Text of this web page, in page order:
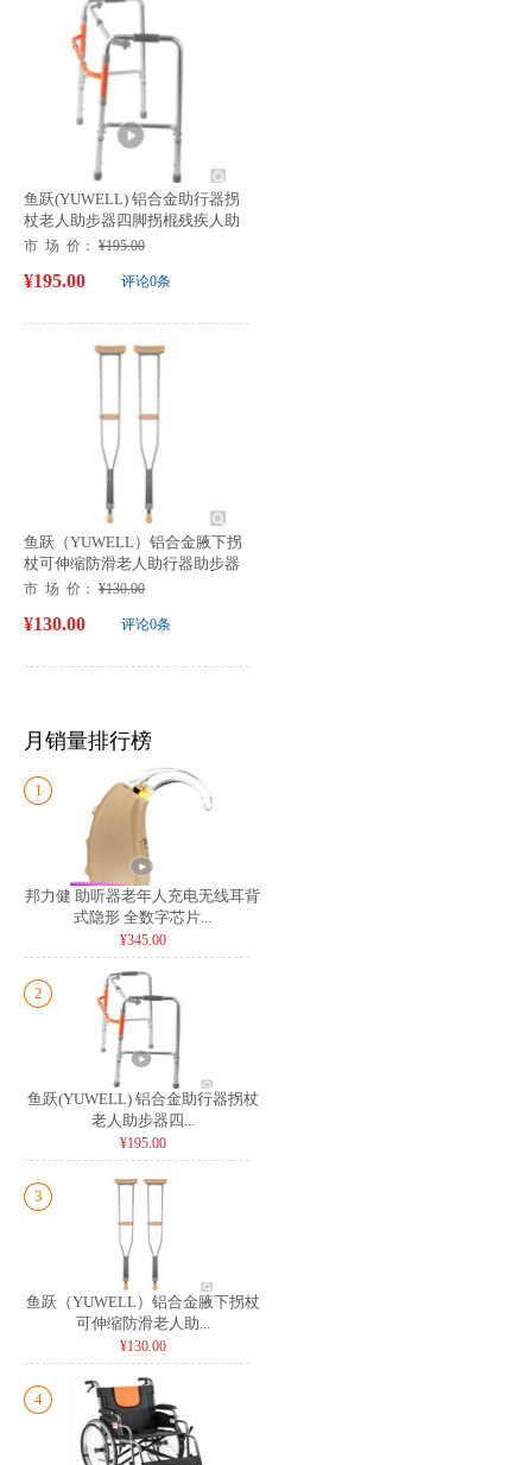
鱼跃(YUWELL) 铝合金助行器拐
杖老人助步器四脚拐棍残疾人助
行架Y...
市 场 价： ¥195.00
评论0条
¥195.00
鱼跃（YUWELL）铝合金腋下拐
杖可伸缩防滑老人助行器助步器
双拐YU860A
市 场 价： ¥130.00
评论0条
¥130.00
月销量排行榜
1
邦力健 助听器老年人充电无线耳背
式隐形 全数字芯片...
¥345.00
2
鱼跃(YUWELL) 铝合金助行器拐杖
老人助步器四...
¥195.00
3
鱼跃（YUWELL）铝合金腋下拐杖
可伸缩防滑老人助...
¥130.00
4